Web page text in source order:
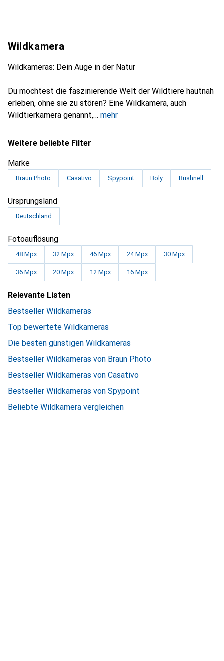
Wildkamera
Wildkameras: Dein Auge in der Natur
Du möchtest die faszinierende Welt der Wildtiere hautnah
erleben, ohne sie zu stören? Eine Wildkamera, auch
Wildtierkamera genannt,
mehr
Weitere beliebte Filter
Marke
Braun Photo Casativo Spypoint Boly Bushnell
Ursprungsland
Deutschland
Fotoauflösung
48 Mpx 32 Mpx 46 Mpx 24 Mpx 30 Mpx
36 Mpx 20 Mpx 12 Mpx 16 Mpx
Relevante Listen
Bestseller Wildkameras
Top bewertete Wildkameras
Die besten günstigen Wildkameras
Bestseller Wildkameras von Braun Photo
Bestseller Wildkameras von Casativo
Bestseller Wildkameras von Spypoint
Beliebte Wildkamera vergleichen